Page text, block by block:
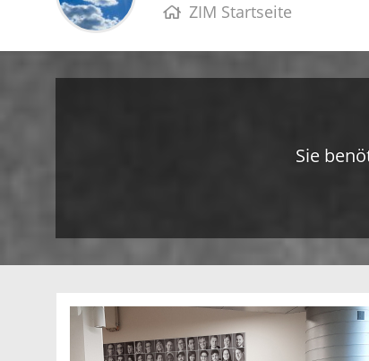
ZIM Startseite
Sie